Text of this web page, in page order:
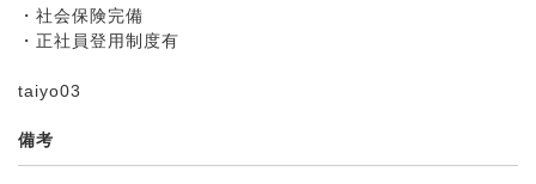
・社会保険完備
・正社員登用制度有
taiyo03
備考